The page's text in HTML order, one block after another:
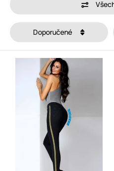
Doporučené